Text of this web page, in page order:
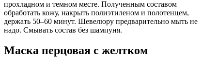
прохладном и темном месте. Полученным составом
обработать кожу, накрыть полиэтиленом и полотенцем,
держать 50–60 минут. Шевелюру предварительно мыть не
надо. Смывать состав без шампуня.
Маска перцовая с желтком